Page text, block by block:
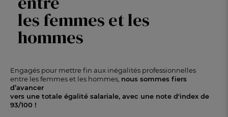
les femmes et les
hommes
Engagés pour mettre fin aux inégalités professionnelles
entre les femmes et les hommes, nous sommes fiers
d’avancer
vers une totale égalité salariale, avec une note d'index de
93/100 !